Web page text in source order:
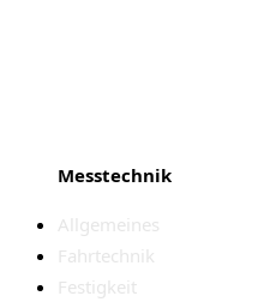
Messtechnik
Allgemeines
Fahrtechnik
Festigkeit